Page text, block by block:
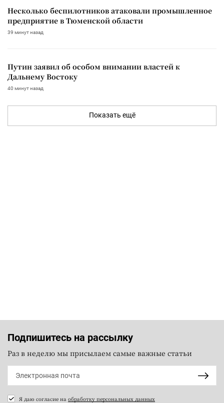
Несколько беспилотников атаковали промышленное
предприятие в Тюменской области
39 минут назад
Путин заявил об особом внимании властей к
Дальнему Востоку
40 минут назад
Показать ещё
Подпишитесь на рассылку
Раз в неделю мы присылаем самые важные статьи
Я даю согласие на обработку персональных данных